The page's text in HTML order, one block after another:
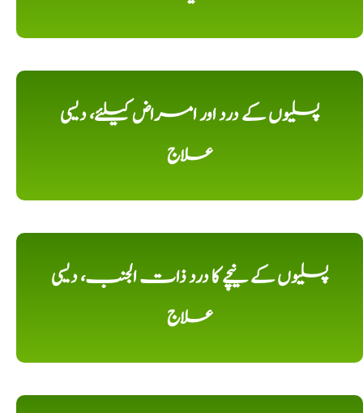
پسلیوں کے درد اور امراض کیلئے، دیسی
علاج
پسلیوں کے نیچے کا درد ذات الجنب، دیسی
علاج